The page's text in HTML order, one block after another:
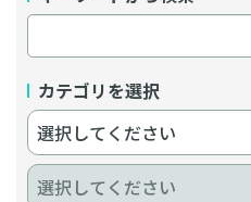
カテゴリを選択